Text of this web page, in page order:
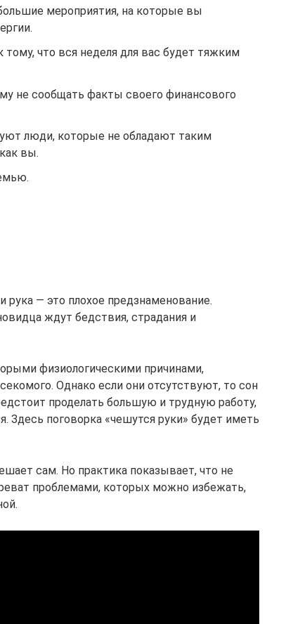
мероприятия, на которые вы
тому, что вся неделя для вас будет тяжким
не сообщать факты своего финансового
люди, которые не обладают таким
вы.
рука — это плохое предзнаменование.
ждут бедствия, страдания и
физиологическими причинами,
Однако если они отсутствуют, то сон
проделать большую и трудную работу,
Здесь поговорка «чешутся руки» будет иметь
сам. Но практика показывает, что не
проблемами, которых можно избежать,